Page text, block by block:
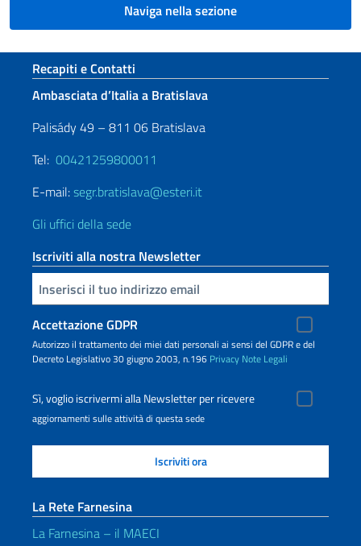
Naviga nella sezione
Sezione footer
Recapiti e Contatti
Ambasciata d’Italia a Bratislava
Palisády 49 – 811 06 Bratislava
Tel: 00421259800011
E-mail:segr.bratislava@esteri.it
Gli uffici della sede
Iscriviti alla nostra Newsletter
Inserisci la tua email
Accettazione GDPR
Autorizzo il trattamento dei miei dati personali ai sensi del GDPR e del
Decreto Legislativo 30 giugno 2003, n.196 Privacy Note Legali
Sì, voglio iscrivermi alla Newsletter per ricevere
aggiornamenti sulle attività di questa sede
La Rete Farnesina
La Farnesina – il MAECI